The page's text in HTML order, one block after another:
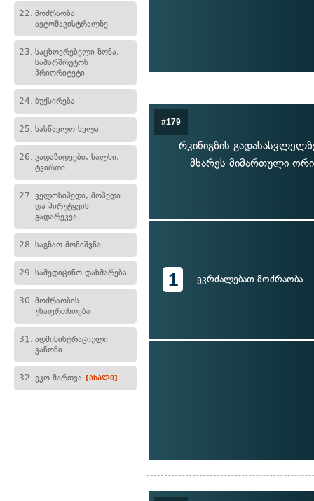
22. მოძრაობა
ავტომაგისტრალზე
23. საცხოვრებელი ზონა,
სამარშრუტოს
პრიორიტეტი
24. ბუქსირება
25. სასწავლო სვლა
26. გადაზიდვები, ხალხი,
ტვირთი
27. ველოსიპედი, მოპედი
და პირუტყვის
გადარეკვა
28. საგზაო მონიშვნა
29. სამედიცინო დახმარება
30. მოძრაობის
უსაფრთხოება
31. ადმინისტრაციული
კანონი
32. ეკო-მართვა [ახალი]
#179
რკინიგზის
მხარეს მიმართული
1 ეკრძალებათ მოძრაობა